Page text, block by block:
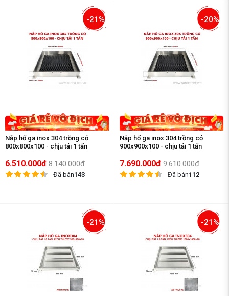
-21%
Nắp hố ga inox 304 trồng cỏ
800x800x100 - chịu tải 1 tấn
6.510.000đ 8.140.000đ
Đã bán143
-20%
Nắp hố ga inox 304 trồng cỏ
900x900x100 - chịu tải 1 tấn
7.690.000đ 9.610.000đ
Đã bán112
-21% -21%